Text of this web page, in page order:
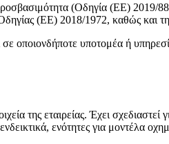
(Οδηγία (ΕΕ) 2019/
(ΕΕ) 2018/1972, καθώς και
οποιονδήποτε υποτομέα ή
της εταιρείας. Έχει
ενότητες για μοντέλα